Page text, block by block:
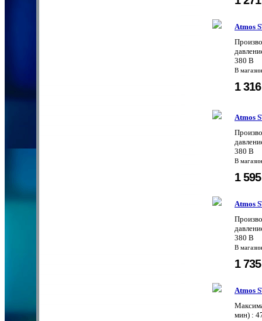
Atmos
380 В
В
1
Atmos
380 В
В
1
Atmos
380 В
В
1
Atmos
мин) :